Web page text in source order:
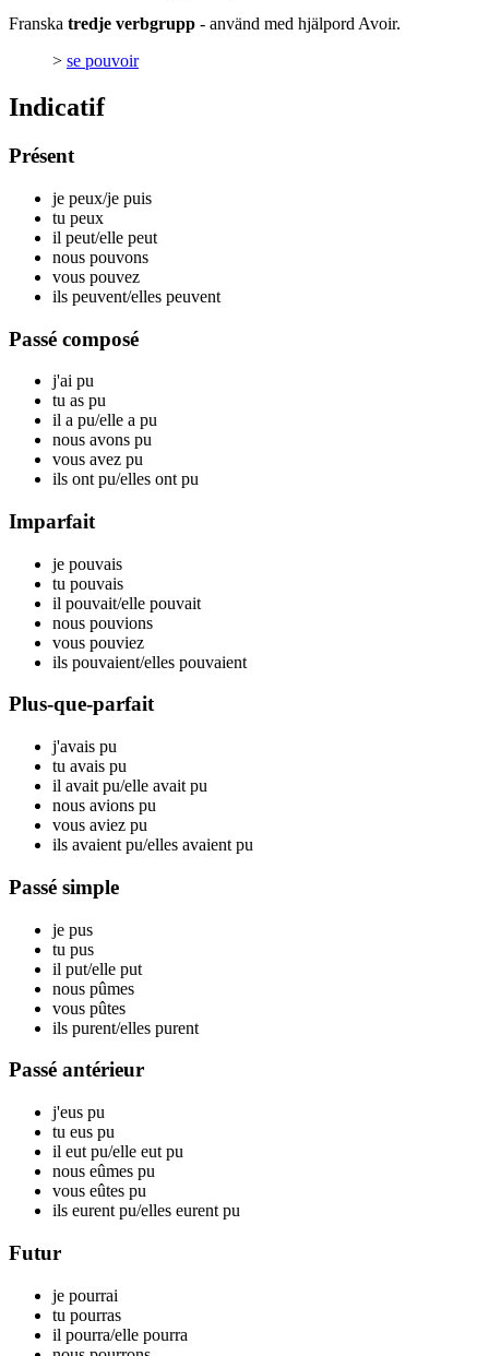
Franska tredje verbgrupp - använd med hjälpord Avoir.
> se pouvoir
Indicatif
Présent
je peux/je puis
tu peux
il peut/elle peut
nous pouvons
vous pouvez
ils peuvent/elles peuvent
Passé composé
j'ai pu
tu as pu
il a pu/elle a pu
nous avons pu
vous avez pu
ils ont pu/elles ont pu
Imparfait
je pouvais
tu pouvais
il pouvait/elle pouvait
nous pouvions
vous pouviez
ils pouvaient/elles pouvaient
Plus-que-parfait
j'avais pu
tu avais pu
il avait pu/elle avait pu
nous avions pu
vous aviez pu
ils avaient pu/elles avaient pu
Passé simple
je pus
tu pus
il put/elle put
nous pûmes
vous pûtes
ils purent/elles purent
Passé antérieur
j'eus pu
tu eus pu
il eut pu/elle eut pu
nous eûmes pu
vous eûtes pu
ils eurent pu/elles eurent pu
Futur
je pourrai
tu pourras
il pourra/elle pourra